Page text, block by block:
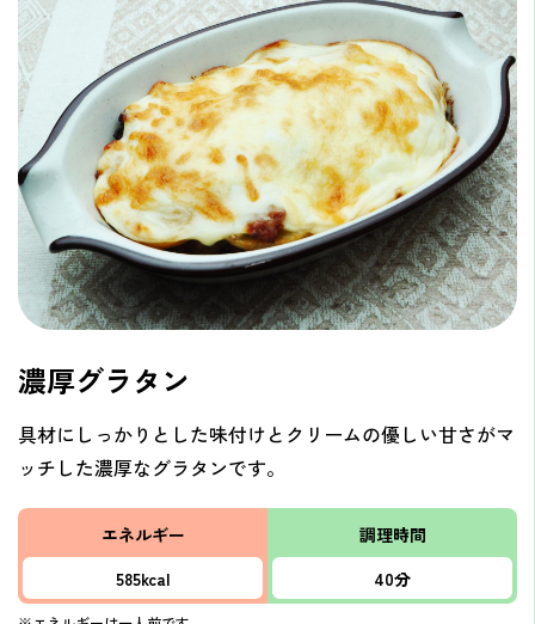
濃厚グラタン
具材にしっかりとした味付けとクリームの優しい甘さがマ
ッチした濃厚なグラタンです。
エネルギー
585kcal
調理時間
40分